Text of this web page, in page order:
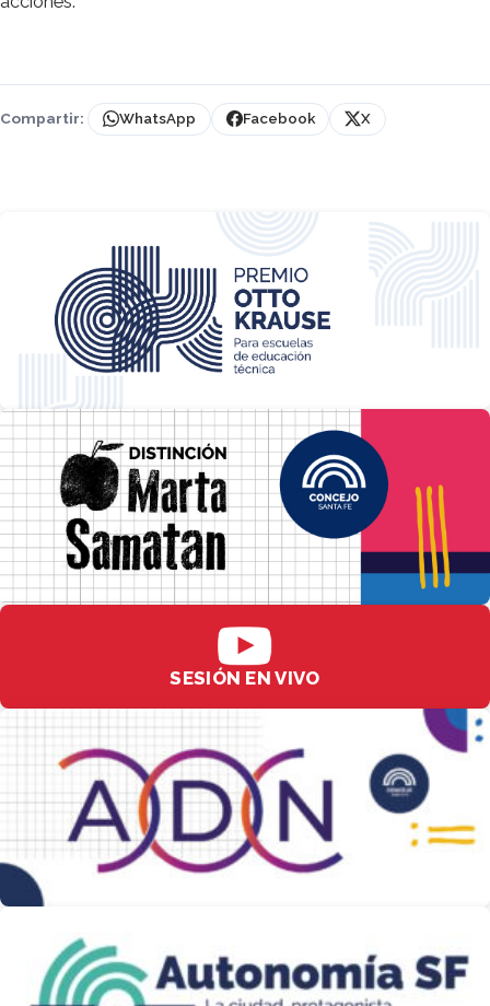
Compartir: WhatsApp Facebook X
SESIÓN EN VIVO